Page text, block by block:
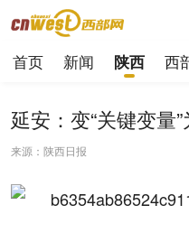
首页 新闻 陕西 西
延安：变“关键变量”
来源：陕西日报